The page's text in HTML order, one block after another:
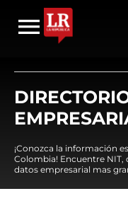
¡Conozca la información
Colombia! Encuentre NIT,
datos empresarial mas